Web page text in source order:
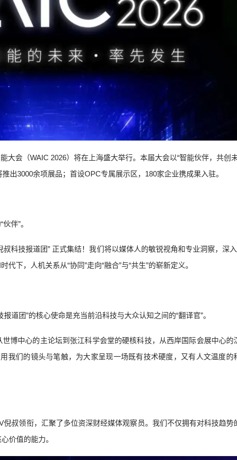
大会（WAIC 2026）将在上海盛大举行。本届大会以“智能伙伴，共创
出3000余项展品；首设OPC专属展示区，180家企业携成果入驻。
伴”。
叔科技报道团” 正式集结！我们将以媒体人的敏锐视角和专业洞察，深
下，人机关系从“协同”走向“融合”与“共生”的崭新定义。
道团”的核心使命是充当前沿科技与大众认知之间的“翻译官”。
博中心的主论坛到张江科学会堂的硬核科技，从西岸国际会展中心的
我们的镜头与笔触，为大家呈现一场既有技术硬度，又有人文温度的
叔领衔，汇聚了多位资深财经媒体观察员。我们不仅拥有对科技趋势
价值的能力。